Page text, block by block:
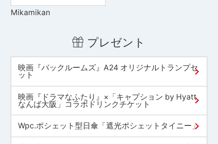
Mikamikan
プレゼント
映画『バックルームズ』A24 オリジナルトランプセ
ット
映画『ドラマなふたり』×「キャプション by Hyatt
なんば大阪」コラボドリンクチケット
Wpc.ポシェット型日傘「遮光ポシェットタイニー」